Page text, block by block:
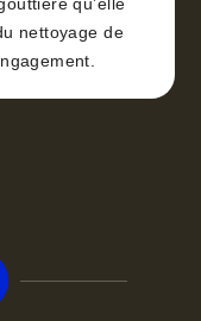
qu’elle
nettoyage de